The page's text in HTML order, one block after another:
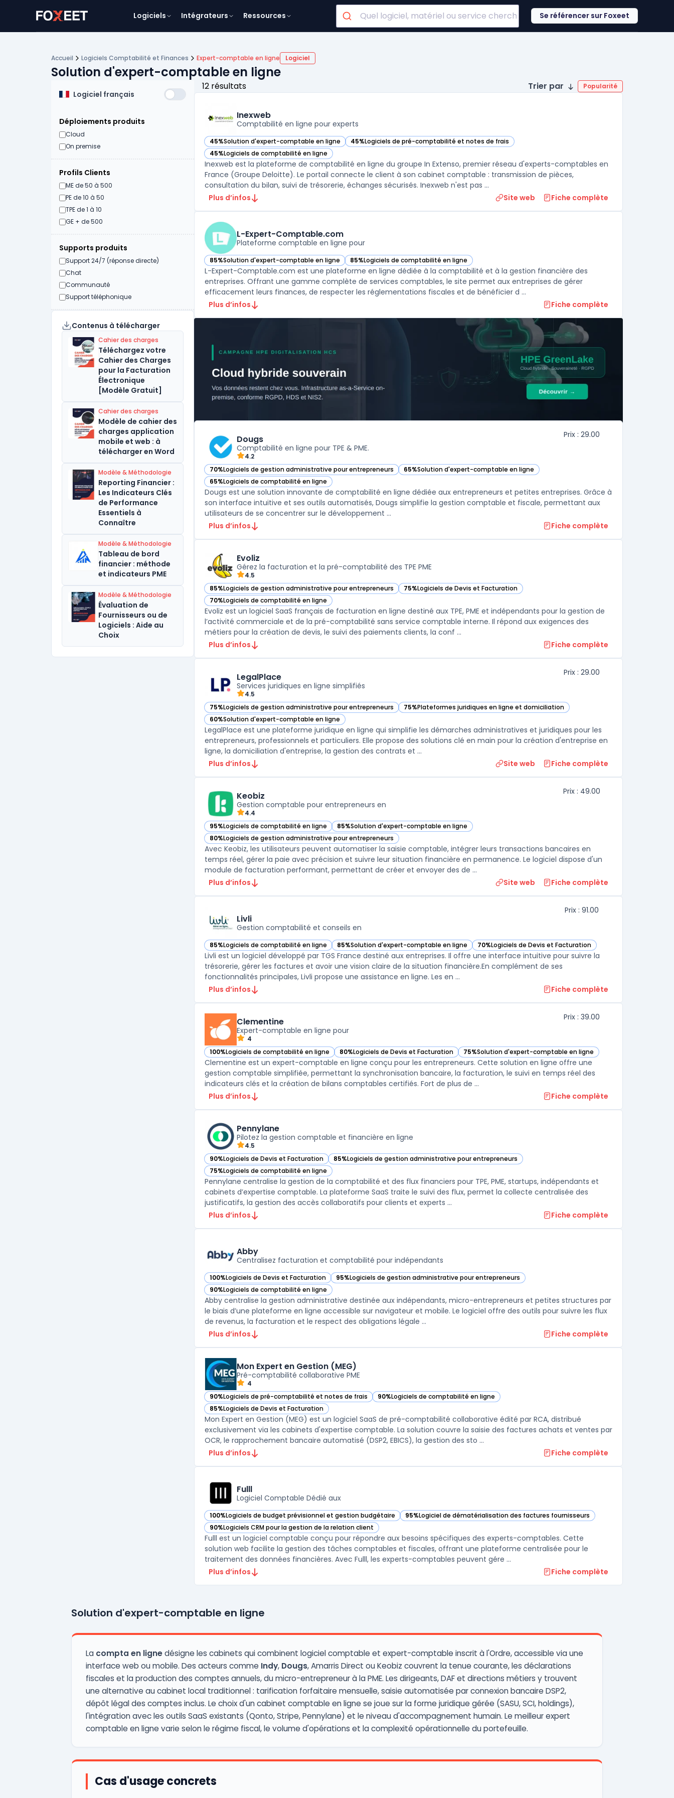
Logiciels Intégrateurs Ressources Se référencer sur Foxeet
Accueil Logiciels Comptabilité et Finances Expert-comptable en ligne Logiciel
Solution d'expert-comptable en ligne
Logiciel français
Déploiements produits
Cloud
On premise
Profils Clients
ME de 50 à 500
PE de 10 à 50
TPE de 1 à 10
GE + de 500
Supports produits
Support 24/7 (réponse directe)
Chat
Communauté
Support téléphonique
Contenus à télécharger
Cahier des charges
Téléchargez votre
Cahier des Charges
pour la Facturation
Électronique
[Modèle Gratuit]
Cahier des charges
Modèle de cahier des
charges application
mobile et web : à
télécharger en Word
Modèle & Méthodologie
Reporting Financier :
Les Indicateurs Clés
de Performance
Essentiels à
Connaître
Modèle & Méthodologie
Tableau de bord
financier : méthode
et indicateurs PME
Modèle & Méthodologie
Évaluation de
Fournisseurs ou de
Logiciels : Aide au
Choix
12 résultats Trier par Popularité
Inexweb
Comptabilité en ligne pour experts
45%Solution d'expert-comptable en ligne
— voir Inexweb dans cette catégorie 45%Logiciels de pré-comptabilité et notes de frais
— voir Inexweb dans cette catégorie
45%Logiciels de comptabilité en ligne
— voir Inexweb dans cette catégorie
Inexweb est la plateforme de comptabilité en ligne du groupe In Extenso, premier réseau d'experts-comptables en
France (Groupe Deloitte). Le portail connecte le client à son cabinet comptable : transmission de pièces,
consultation du bilan, suivi de trésorerie, échanges sécurisés. Inexweb n'est pas ...
Plus d’infos
Site web Fiche complète
L-Expert-Comptable.com
Plateforme comptable en ligne pour
85%Solution d'expert-comptable en ligne
— voir L-Expert-Comptable.com dans cette catégorie
85%Logiciels de comptabilité en ligne
— voir L-Expert-Comptable.com dans cette catégorie
L-Expert-Comptable.com est une plateforme en ligne dédiée à la comptabilité et à la gestion financière des
entreprises. Offrant une gamme complète de services comptables, le site permet aux entreprises de gérer
efficacement leurs finances, de respecter les réglementations fiscales et de bénéficier d ...
Plus d’infos
Fiche complète
Dougs
Comptabilité en ligne pour TPE & PME.
4.2
Prix : 29.00
70%Logiciels de gestion administrative pour entrepreneurs
— voir Dougs dans cette catégorie 65%Solution d'expert-comptable en ligne
— voir Dougs dans cette catégorie
65%Logiciels de comptabilité en ligne
— voir Dougs dans cette catégorie
Dougs est une solution innovante de comptabilité en ligne dédiée aux entrepreneurs et petites entreprises. Grâce à
son interface intuitive et ses outils automatisés, Dougs simplifie la gestion comptable et fiscale, permettant aux
utilisateurs de se concentrer sur le développement ...
Plus d’infos
Fiche complète
Evoliz
Gérez la facturation et la pré-comptabilité des TPE PME
4.5
85%Logiciels de gestion administrative pour entrepreneurs
— voir Evoliz dans cette catégorie 75%Logiciels de Devis et Facturation
— voir Evoliz dans cette catégorie
70%Logiciels de comptabilité en ligne
— voir Evoliz dans cette catégorie
Evoliz est un logiciel SaaS français de facturation en ligne destiné aux TPE, PME et indépendants pour la gestion de
l’activité commerciale et de la pré-comptabilité sans service comptable interne. Il répond aux exigences des
métiers pour la création de devis, le suivi des paiements clients, la conf ...
Plus d’infos
Fiche complète
LegalPlace
Services juridiques en ligne simplifiés
4.5
Prix : 29.00
75%Logiciels de gestion administrative pour entrepreneurs
— voir LegalPlace dans cette catégorie 75%Plateformes juridiques en ligne et domiciliation
— voir LegalPlace dans cette catégorie
60%Solution d'expert-comptable en ligne
— voir LegalPlace dans cette catégorie
LegalPlace est une plateforme juridique en ligne qui simplifie les démarches administratives et juridiques pour les
entrepreneurs, professionnels et particuliers. Elle propose des solutions clé en main pour la création d'entreprise en
ligne, la domiciliation d'entreprise, la gestion des contrats et ...
Plus d’infos
Site web Fiche complète
Keobiz
Gestion comptable pour entrepreneurs en
4.4
Prix : 49.00
95%Logiciels de comptabilité en ligne
— voir Keobiz dans cette catégorie 85%Solution d'expert-comptable en ligne
— voir Keobiz dans cette catégorie
80%Logiciels de gestion administrative pour entrepreneurs
— voir Keobiz dans cette catégorie
Avec Keobiz, les utilisateurs peuvent automatiser la saisie comptable, intégrer leurs transactions bancaires en
temps réel, gérer la paie avec précision et suivre leur situation financière en permanence. Le logiciel dispose d'un
module de facturation performant, permettant de créer et envoyer des de ...
Plus d’infos
Site web Fiche complète
Livli
Gestion comptabilité et conseils en
Prix : 91.00
85%Logiciels de comptabilité en ligne
— voir Livli dans cette catégorie 85%Solution d'expert-comptable en ligne
— voir Livli dans cette catégorie 70%Logiciels de Devis et Facturation
— voir Livli dans cette catégorie
Livli est un logiciel développé par TGS France destiné aux entreprises. Il offre une interface intuitive pour suivre la
trésorerie, gérer les factures et avoir une vision claire de la situation financière.En complément de ses
fonctionnalités principales, Livli propose une assistance en ligne. Les en ...
Plus d’infos
Fiche complète
Clementine
Expert-comptable en ligne pour
4
Prix : 39.00
100%Logiciels de comptabilité en ligne
— voir Clementine dans cette catégorie 80%Logiciels de Devis et Facturation
— voir Clementine dans cette catégorie75%Solution d'expert-comptable en ligne
— voir Clementine dans cette catégorie
Clementine est un expert-comptable en ligne conçu pour les entrepreneurs. Cette solution en ligne offre une
gestion comptable simplifiée, permettant la synchronisation bancaire, la facturation, le suivi en temps réel des
indicateurs clés et la création de bilans comptables certifiés. Fort de plus de ...
Plus d’infos
Fiche complète
Pennylane
Pilotez la gestion comptable et financière en ligne
4.5
90%Logiciels de Devis et Facturation
— voir Pennylane dans cette catégorie 85%Logiciels de gestion administrative pour entrepreneurs
— voir Pennylane dans cette catégorie
75%Logiciels de comptabilité en ligne
— voir Pennylane dans cette catégorie
Pennylane centralise la gestion de la comptabilité et des flux financiers pour TPE, PME, startups, indépendants et
cabinets d’expertise comptable. La plateforme SaaS traite le suivi des flux, permet la collecte centralisée des
justificatifs, la gestion des accès collaboratifs pour clients et experts ...
Plus d’infos
Fiche complète
Abby
Centralisez facturation et comptabilité pour indépendants
100%Logiciels de Devis et Facturation
— voir Abby dans cette catégorie 95%Logiciels de gestion administrative pour entrepreneurs
— voir Abby dans cette catégorie
90%Logiciels de comptabilité en ligne
— voir Abby dans cette catégorie
Abby centralise la gestion administrative destinée aux indépendants, micro-entrepreneurs et petites structures par
le biais d’une plateforme en ligne accessible sur navigateur et mobile. Le logiciel offre des outils pour suivre les flux
de revenus, la facturation et le respect des obligations légale ...
Plus d’infos
Fiche complète
Mon Expert en Gestion (MEG)
Pré-comptabilité collaborative PME
4
90%Logiciels de pré-comptabilité et notes de frais
— voir Mon Expert en Gestion (MEG) dans cette catégorie
90%Logiciels de comptabilité en ligne
— voir Mon Expert en Gestion (MEG) dans cette catégorie
85%Logiciels de Devis et Facturation
— voir Mon Expert en Gestion (MEG) dans cette catégorie
Mon Expert en Gestion (MEG) est un logiciel SaaS de pré-comptabilité collaborative édité par RCA, distribué
exclusivement via les cabinets d'expertise comptable. La solution couvre la saisie des factures achats et ventes par
OCR, le rapprochement bancaire automatisé (DSP2, EBICS), la gestion des sto ...
Plus d’infos
Fiche complète
Fulll
Logiciel Comptable Dédié aux
100%Logiciels de budget prévisionnel et gestion budgétaire
— voir Fulll dans cette catégorie 95%Logiciel de dématérialisation des factures fournisseurs
— voir Fulll dans cette catégorie
90%Logiciels CRM pour la gestion de la relation client
— voir Fulll dans cette catégorie
Fulll est un logiciel comptable conçu pour répondre aux besoins spécifiques des experts-comptables. Cette
solution web facilite la gestion des tâches comptables et fiscales, offrant une plateforme centralisée pour le
traitement des données financières. Avec Fulll, les experts-comptables peuvent gére ...
Plus d’infos
Fiche complète
Solution d'expert-comptable en ligne
La compta en lignedésigne les cabinets qui combinent logiciel comptable et expert-comptable inscrit à l'Ordre, accessible via une
interface web ou mobile. Des acteurs comme Indy, Dougs, Amarris Direct ou Keobiz couvrent la tenue courante, les déclarations
fiscales et la production des comptes annuels, du micro-entrepreneur à la PME. Les dirigeants, DAF et directions métiers y trouvent
une alternative au cabinet local traditionnel : tarification forfaitaire mensuelle, saisie automatisée par connexion bancaire DSP2,
dépôt légal des comptes inclus. Le choix d'un cabinet comptable en ligne se joue sur la forme juridique gérée (SASU, SCI, holdings),
l'intégration avec les outils SaaS existants (Qonto, Stripe, Pennylane) et le niveau d'accompagnement humain. Le meilleur expert
comptable en ligne varie selon le régime fiscal, le volume d'opérations et la complexité opérationnelle du portefeuille.
Cas d'usage concrets